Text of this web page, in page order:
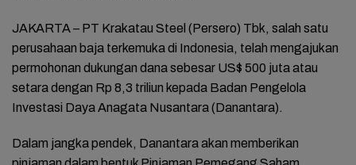
JAKARTA – PT Krakatau Steel (Persero) Tbk, salah satu
perusahaan baja terkemuka di Indonesia, telah mengajukan
permohonan dukungan dana sebesar US$ 500 juta atau
setara dengan Rp 8,3 triliun kepada Badan Pengelola
Investasi Daya Anagata Nusantara (Danantara).
Dalam jangka pendek, Danantara akan memberikan